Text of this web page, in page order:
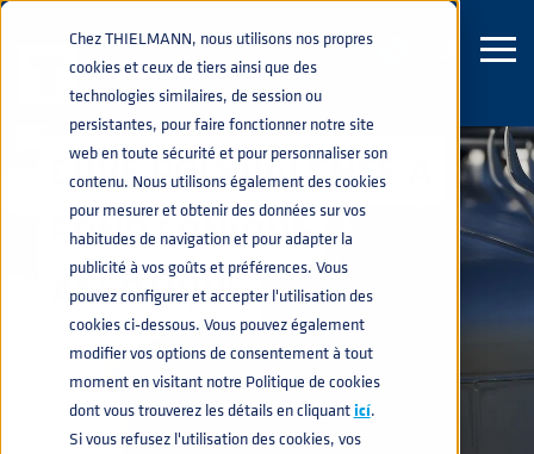
Chez THIELMANN, nous utilisons nos propres
cookies et ceux de tiers ainsi que des
technologies similaires, de session ou
persistantes, pour faire fonctionner notre site
web en toute sécurité et pour personnaliser son
contenu. Nous utilisons également des cookies
pour mesurer et obtenir des données sur vos
habitudes de navigation et pour adapter la
publicité à vos goûts et préférences. Vous
pouvez configurer et accepter l'utilisation des
cookies ci-dessous. Vous pouvez également
modifier vos options de consentement à tout
moment en visitant notre Politique de cookies
dont vous trouverez les détails en cliquanticí.
Si vous refusez l'utilisation des cookies, vos
CUVE POLYVALENTE À
FOND CONIQUE
ASEPTIQUE